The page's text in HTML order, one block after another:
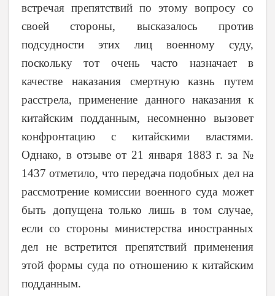
встречая препятствий по этому вопросу со
своей стороны, высказалось против
подсудности этих лиц военному суду,
поскольку тот очень часто назначает в
качестве наказания смертную казнь путем
расстрела, применение данного наказания к
китайским подданным, несомненно вызовет
конфронтацию с китайскими властями.
Однако, в отзыве от 21 января 1883 г. за №
1437 отметило, что передача подобных дел на
рассмотрение комиссии военного суда может
быть допущена только лишь в том случае,
если со стороны министерства иностранных
дел не встретится препятствий применения
этой формы суда по отношению к китайским
подданным.